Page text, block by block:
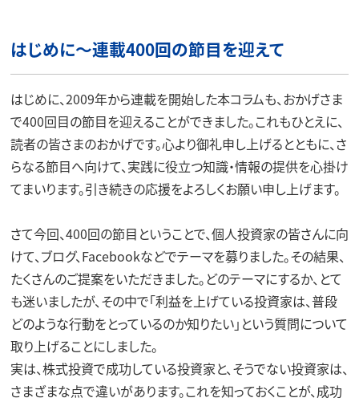
はじめに～連載400回の節目を迎えて
はじめに、2009年から連載を開始した本コラムも、おかげさま
で400回目の節目を迎えることができました。これもひとえに、
読者の皆さまのおかげです。心より御礼申し上げるとともに、さ
らなる節目へ向けて、実践に役立つ知識・情報の提供を心掛け
てまいります。引き続きの応援をよろしくお願い申し上げます。
さて今回、400回の節目ということで、個人投資家の皆さんに向
けて、ブログ、Facebookなどでテーマを募りました。その結果、
たくさんのご提案をいただきました。どのテーマにするか、とて
も迷いましたが、その中で「利益を上げている投資家は、普段
どのような行動をとっているのか知りたい」という質問について
取り上げることにしました。
実は、株式投資で成功している投資家と、そうでない投資家は、
さまざまな点で違いがあります。これを知っておくことが、成功